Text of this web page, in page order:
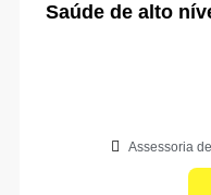
Saúde de alto
Assessoria